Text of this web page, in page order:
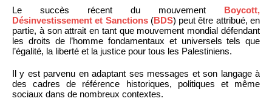
Le succès récent du mouvement Boycott,
Désinvestissement et Sanctions(BDS) peut être attribué, en
partie, à son attrait en tant que mouvement mondial défendant
les droits de l’homme fondamentaux et universels tels que
l’égalité, la liberté et la justice pour tous les Palestiniens.
Il y est parvenu en adaptant ses messages et son langage à
des cadres de référence historiques, politiques et même
sociaux dans de nombreux contextes.